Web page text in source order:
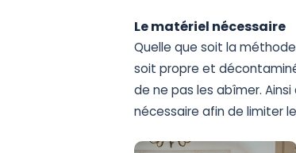
Le matériel nécessaire
Quelle que soit la
soit propre et
de ne pas les abîmer.
nécessaire afin de limiter